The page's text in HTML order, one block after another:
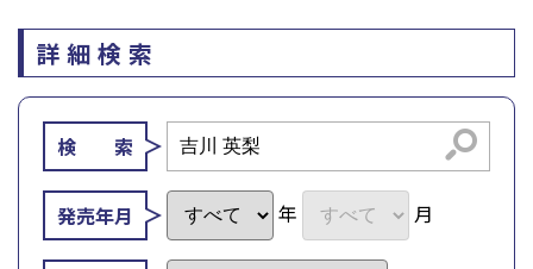
詳細検索
検 索 検索
発売年月 年 月